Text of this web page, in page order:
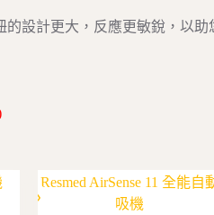
設計更大，反應更敏銳，以助